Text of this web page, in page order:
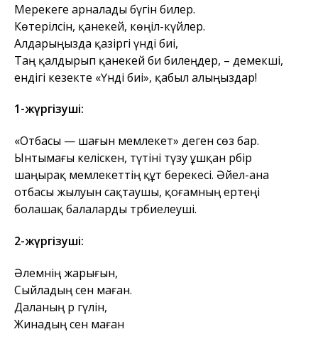
Мерекеге арналады бүгін билер.
Көтерілсін, қанекей, көңіл-күйлер.
Алдарыңызда қазіргі үнді биі,
Таң қалдырып қанекей би билеңдер, – демекші,
ендігі кезекте «Үнді биі», қабыл алыңыздар!
1-жүргізуші:
«Отбасы — шағын мемлекет» деген сөз бар.
Ынтымағы келіскен, түтіні түзу ұшқан әрбір
шаңырақ мемлекеттің құт берекесі. Әйел-ана
отбасы жылуын сақтаушы, қоғамның ертеңі
болашақ балаларды тәрбиелеуші.
2-жүргізуші:
Әлемнің жарығын,
Сыйладың сен маған.
Даланың әр гүлін,
Жинадың сен маған